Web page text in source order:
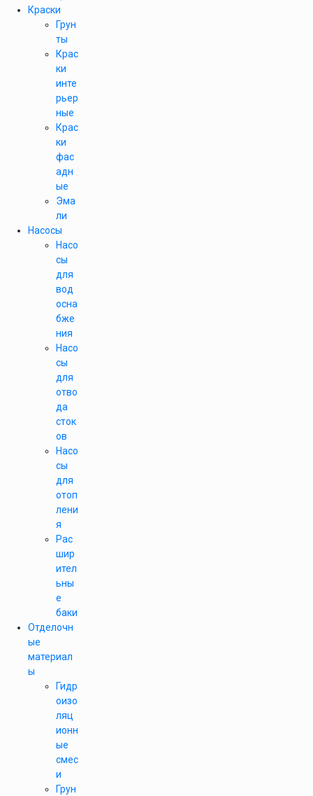
Краски
Грун
ты
Крас
ки
инте
рьер
ные
Крас
ки
фас
адн
ые
Эма
ли
Насосы
Насо
сы
для
вод
осна
бже
ния
Насо
сы
для
отво
да
сток
ов
Насо
сы
для
отоп
лени
я
Рас
шир
ител
ьны
е
баки
Отделочн
ые
материал
ы
Гидр
оизо
ляц
ионн
ые
смес
и
Грун